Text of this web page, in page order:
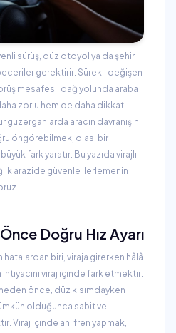
sürüş, düz otoyol ya da şehir
gerektirir. Sürekli değişen
mesafesi, dağ yolunda araba
zorlu hem de daha dikkat
aracın davranışını
öngörebilmek, olası bir
fark yaratır. Bu yazıda virajlı
arazide güvenle ilerlemenin
Doğru Hız Ayarı
hatalardan biri, viraja girerken hâlâ
viraj içinde fark etmektir.
önce, düz kısımdayken
olduğunca sabit ve
Viraj içinde ani fren yapmak,